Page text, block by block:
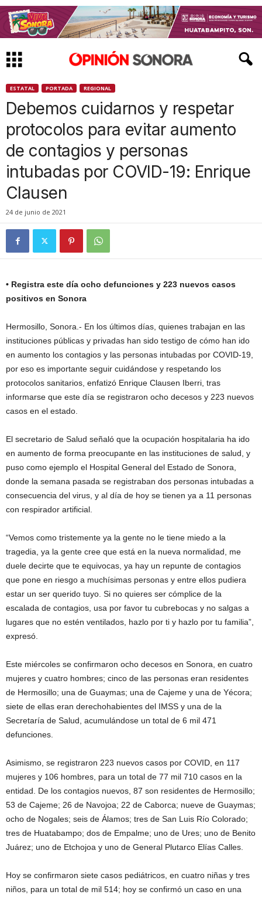
ESTATAL PORTADA REGIONAL
Debemos cuidarnos y respetar
protocolos para evitar aumento
de contagios y personas
intubadas por COVID-19: Enrique
Clausen
24 de junio de 2021
• Registra este día ocho defunciones y 223 nuevos casos
positivos en Sonora
Hermosillo, Sonora.- En los últimos días, quienes trabajan en las
instituciones públicas y privadas han sido testigo de cómo han ido
en aumento los contagios y las personas intubadas por COVID-19,
por eso es importante seguir cuidándose y respetando los
protocolos sanitarios, enfatizó Enrique Clausen Iberri, tras
informarse que este día se registraron ocho decesos y 223 nuevos
casos en el estado.
El secretario de Salud señaló que la ocupación hospitalaria ha ido
en aumento de forma preocupante en las instituciones de salud, y
puso como ejemplo el Hospital General del Estado de Sonora,
donde la semana pasada se registraban dos personas intubadas a
consecuencia del virus, y al día de hoy se tienen ya a 11 personas
con respirador artificial.
“Vemos como tristemente ya la gente no le tiene miedo a la
tragedia, ya la gente cree que está en la nueva normalidad, me
duele decirte que te equivocas, ya hay un repunte de contagios
que pone en riesgo a muchísimas personas y entre ellos pudiera
estar un ser querido tuyo. Si no quieres ser cómplice de la
escalada de contagios, usa por favor tu cubrebocas y no salgas a
lugares que no estén ventilados, hazlo por ti y hazlo por tu familia”,
expresó.
Este miércoles se confirmaron ocho decesos en Sonora, en cuatro
mujeres y cuatro hombres; cinco de las personas eran residentes
de Hermosillo; una de Guaymas; una de Cajeme y una de Yécora;
siete de ellas eran derechohabientes del IMSS y una de la
Secretaría de Salud, acumulándose un total de 6 mil 471
defunciones.
Asimismo, se registraron 223 nuevos casos por COVID, en 117
mujeres y 106 hombres, para un total de 77 mil 710 casos en la
entidad. De los contagios nuevos, 87 son residentes de Hermosillo;
53 de Cajeme; 26 de Navojoa; 22 de Caborca; nueve de Guaymas;
ocho de Nogales; seis de Álamos; tres de San Luis Río Colorado;
tres de Huatabampo; dos de Empalme; uno de Ures; uno de Benito
Juárez; uno de Etchojoa y uno de General Plutarco Elías Calles.
Hoy se confirmaron siete casos pediátricos, en cuatro niñas y tres
niños, para un total de mil 514; hoy se confirmó un caso en una